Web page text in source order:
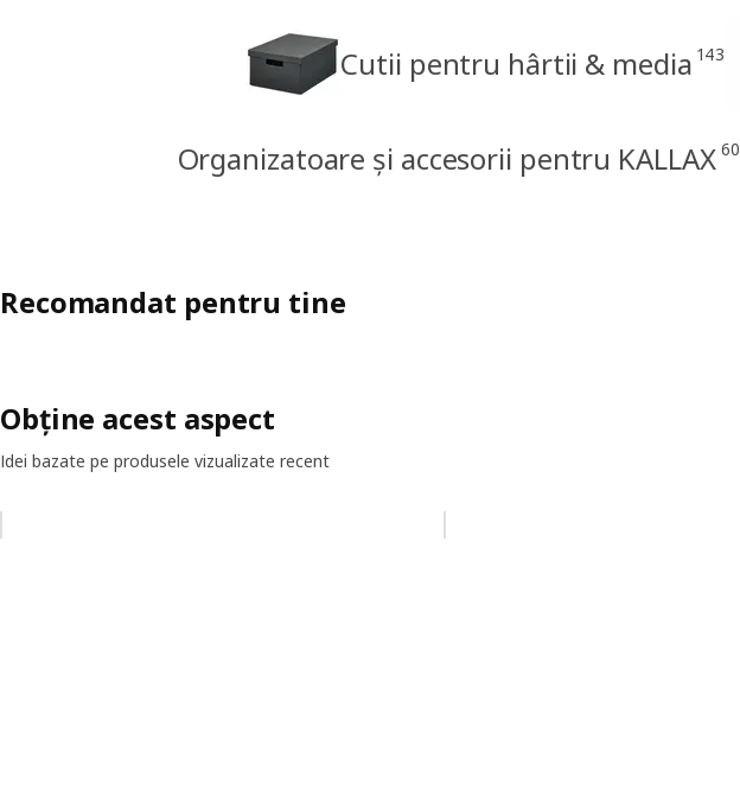
Cutii pentru hârtii & media 143
Organizatoare și accesorii pentru KALLAX 60
Recomandat pentru tine
Obține acest aspect
Idei bazate pe produsele vizualizate recent